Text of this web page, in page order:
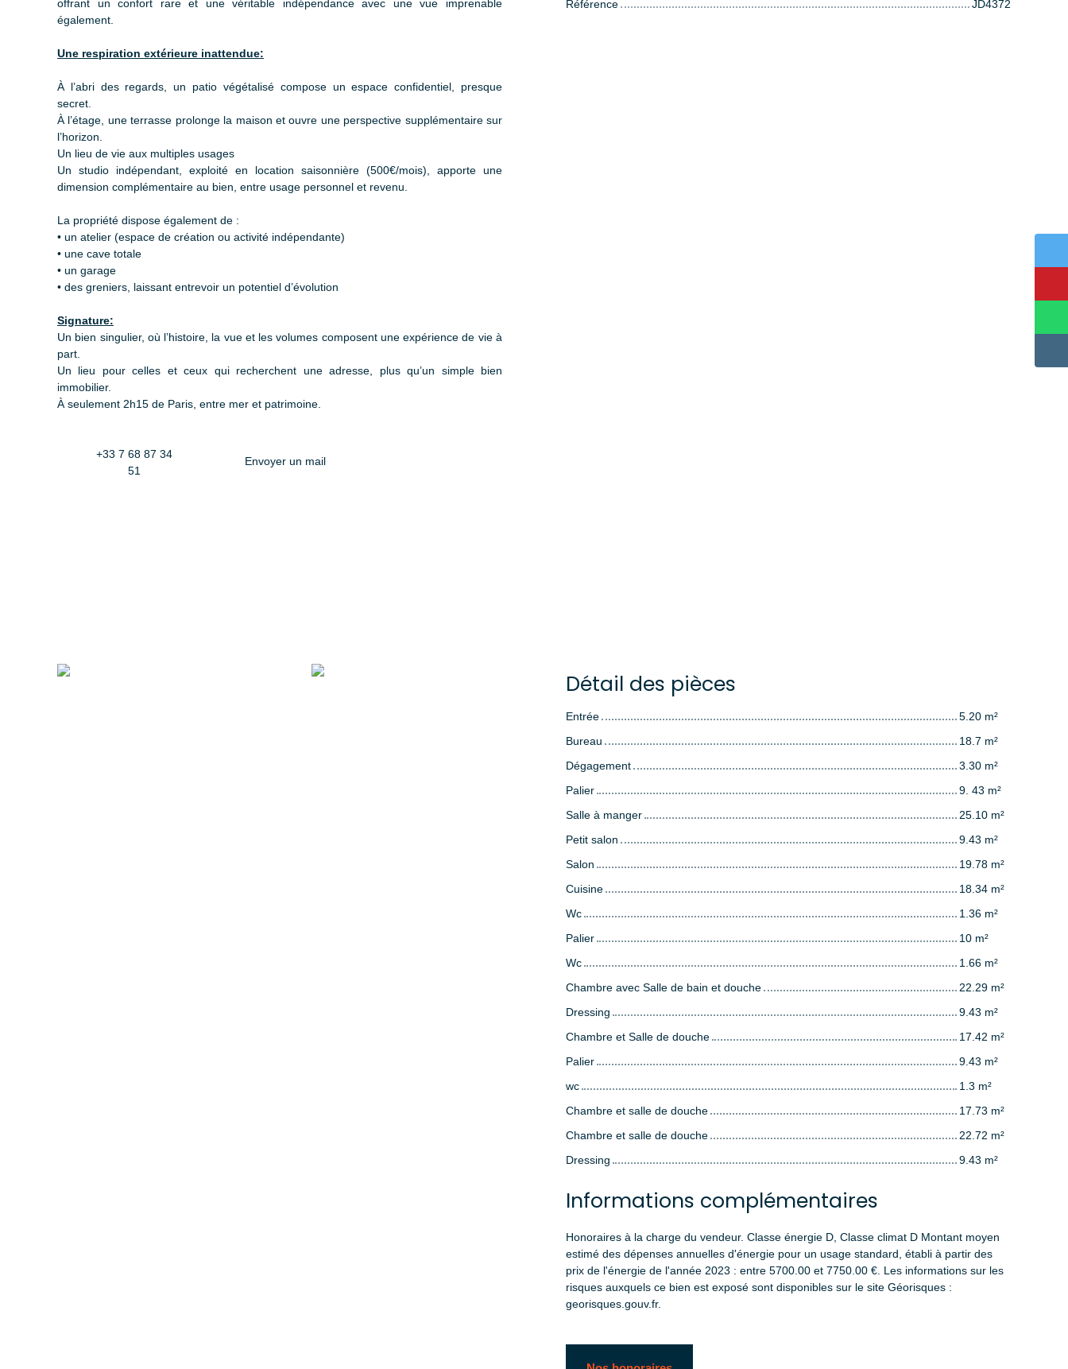
offrant un confort rare et une véritable indépendance avec une vue imprenable
également.
Une respiration extérieure inattendue:
À l’abri des regards, un patio végétalisé compose un espace confidentiel, presque
secret.
À l’étage, une terrasse prolonge la maison et ouvre une perspective supplémentaire sur
l’horizon.
Un lieu de vie aux multiples usages
Un studio indépendant, exploité en location saisonnière (500€/mois), apporte une
dimension complémentaire au bien, entre usage personnel et revenu.
La propriété dispose également de :
• un atelier (espace de création ou activité indépendante)
• une cave totale
• un garage
• des greniers, laissant entrevoir un potentiel d’évolution
Signature:
Un bien singulier, où l’histoire, la vue et les volumes composent une expérience de vie à
part.
Un lieu pour celles et ceux qui recherchent une adresse, plus qu’un simple bien
immobilier.
À seulement 2h15 de Paris, entre mer et patrimoine.
+33 7 68 87 34
51
Envoyer un mail
Référence JD4372
Détail des pièces
Entrée
5.20 m²
Bureau
18.7 m²
Dégagement
3.30 m²
Palier
9. 43 m²
Salle à manger
25.10 m²
Petit salon
9.43 m²
Salon
19.78 m²
Cuisine
18.34 m²
Wc
1.36 m²
Palier
10 m²
Wc
1.66 m²
Chambre avec Salle de bain et douche
22.29 m²
Dressing
9.43 m²
Chambre et Salle de douche
17.42 m²
Palier
9.43 m²
wc
1.3 m²
Chambre et salle de douche
17.73 m²
Chambre et salle de douche
22.72 m²
Dressing
9.43 m²
Informations complémentaires
Honoraires à la charge du vendeur. Classe énergie D, Classe climat D Montant moyen
estimé des dépenses annuelles d'énergie pour un usage standard, établi à partir des
prix de l'énergie de l'année 2023 : entre 5700.00 et 7750.00 €. Les informations sur les
risques auxquels ce bien est exposé sont disponibles sur le site Géorisques :
georisques.gouv.fr.